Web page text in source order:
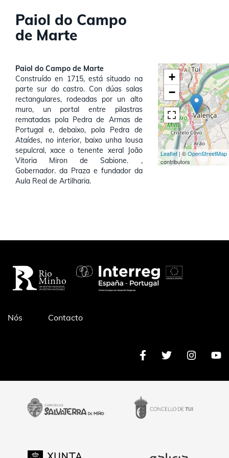
Paiol do Campo
de Marte
Paiol do Campo de Marte
Construído en 1715, está situado na
parte sur do castro. Con dúas salas
rectangulares, rodeadas por un alto
muro, un portal entre pilastras
rematadas pola Pedra de Armas de
Portugal e, debaixo, pola Pedra de
Ataídes, no interior, baixo unha lousa
sepulcral, xace o tenente xeral João
Vitoria Miron de Sabione. ,
Gobernador. da Praza e fundador da
Aula Real de Artilharia.
+
−
Leaflet| ©OpenStreetMap
contributors
Pé
Nós Contacto